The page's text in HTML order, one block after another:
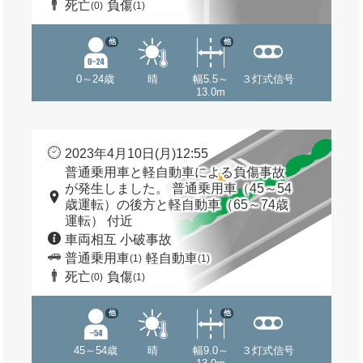
死亡(0) 負傷(1)
0～24歳
他
晴
幅5.5～
13.0m
他
３灯式信号
2023年4月10日(月)12:55
普通乗用車と軽自動車による負傷事故
が発生しました。 普通乗用車（45～54
歳運転）の後方と軽自動車（65～74歳
運転） 付近
車両相互 小破事故
普通乗用車(1) 軽自動車(1)
死亡(0) 負傷(1)
45～54歳
他
晴
幅9.0～
他
３灯式信号